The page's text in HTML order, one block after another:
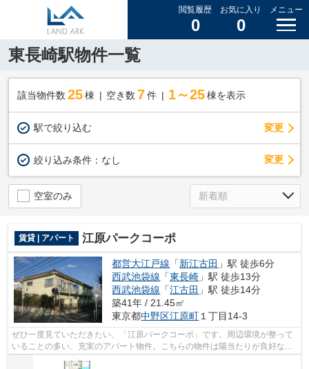
閲覧履歴
0
お気に入り
0
メニュー
東長崎駅物件一覧
該当物件数 25棟 空き数 7 件 1～25 棟を表示
駅で絞り込む 変更
絞り込み条件： なし 変更
空室のみ
賃貸 | アパート 江原パークコーポ
都営大江戸線 「新江古田 」駅 徒歩6分
西武池袋線 「東長崎 」駅 徒歩13分
西武池袋線 「江古田 」駅 徒歩14分
築41年 / 21.45㎡
東京都中野区江原町 １丁目14-3
ぜひ一度見ていただきたい、「江原パークコーポ」です。周辺環境が整って
いることの多い、充実のアパート物件。こちらの物件は陽当たりが良好な物